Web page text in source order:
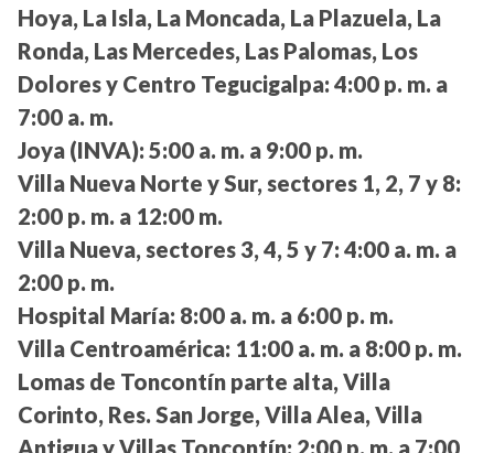
Hoya, La Isla, La Moncada, La Plazuela, La
Ronda, Las Mercedes, Las Palomas, Los
Dolores y Centro Tegucigalpa: 4:00 p. m. a
7:00 a. m.
Joya (INVA): 5:00 a. m. a 9:00 p. m.
Villa Nueva Norte y Sur, sectores 1, 2, 7 y 8:
2:00 p. m. a 12:00 m.
Villa Nueva, sectores 3, 4, 5 y 7: 4:00 a. m. a
2:00 p. m.
Hospital María: 8:00 a. m. a 6:00 p. m.
Villa Centroamérica: 11:00 a. m. a 8:00 p. m.
Lomas de Toncontín parte alta, Villa
Corinto, Res. San Jorge, Villa Alea, Villa
Antigua y Villas Toncontín: 2:00 p. m. a 7:00